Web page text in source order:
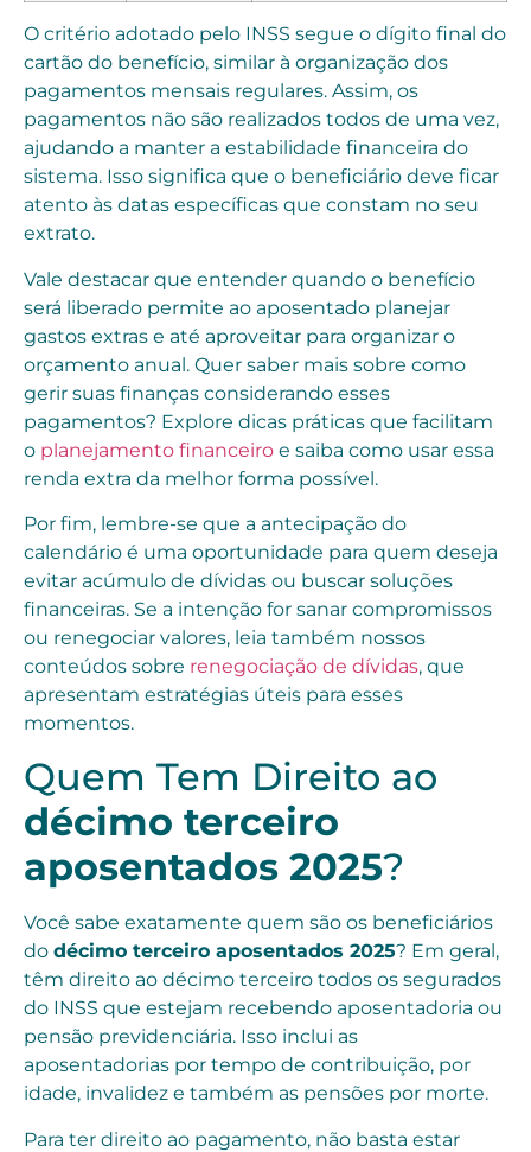
O critério adotado pelo INSS segue o dígito final do
cartão do benefício, similar à organização dos
pagamentos mensais regulares. Assim, os
pagamentos não são realizados todos de uma vez,
ajudando a manter a estabilidade financeira do
sistema. Isso significa que o beneficiário deve ficar
atento às datas específicas que constam no seu
extrato.
Vale destacar que entender quando o benefício
será liberado permite ao aposentado planejar
gastos extras e até aproveitar para organizar o
orçamento anual. Quer saber mais sobre como
gerir suas finanças considerando esses
pagamentos? Explore dicas práticas que facilitam
o planejamento financeiro e saiba como usar essa
renda extra da melhor forma possível.
Por fim, lembre-se que a antecipação do
calendário é uma oportunidade para quem deseja
evitar acúmulo de dívidas ou buscar soluções
financeiras. Se a intenção for sanar compromissos
ou renegociar valores, leia também nossos
conteúdos sobre renegociação de dívidas, que
apresentam estratégias úteis para esses
momentos.
Quem Tem Direito ao
décimo terceiro
aposentados 2025?
Você sabe exatamente quem são os beneficiários
do décimo terceiro aposentados 2025? Em geral,
têm direito ao décimo terceiro todos os segurados
do INSS que estejam recebendo aposentadoria ou
pensão previdenciária. Isso inclui as
aposentadorias por tempo de contribuição, por
idade, invalidez e também as pensões por morte.
Para ter direito ao pagamento, não basta estar